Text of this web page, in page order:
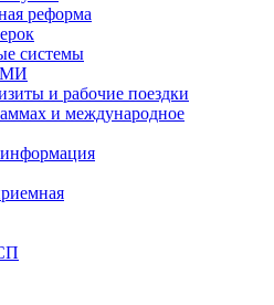
реформа
системы
и рабочие поездки
и международное
информация